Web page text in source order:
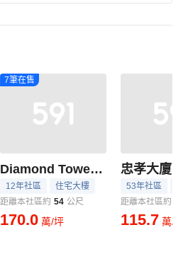
7筆在售
Diamond Towers 台北星鑽
12年社區
住宅大樓
距離本社區約 54 公尺
170.0 萬/坪
忠孝大廈
53年社區
距離本社區約
115.7 萬/